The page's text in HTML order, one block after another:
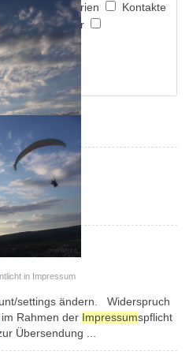
Kategorien
Kontakte
Schlagwörter
in Kategorie
in Impressum
settings ändern. Widerspruch
Rahmen der Impressumspflicht
Übersendung ...